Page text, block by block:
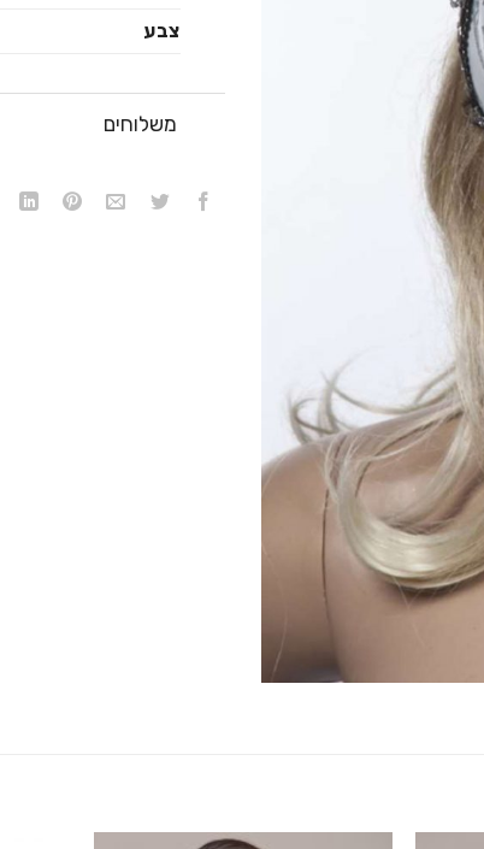
צבע
משלוחים